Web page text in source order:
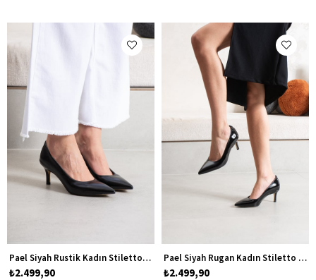
Pael Siyah Rustik Kadın Stiletto Topuklu Ayakkabı
₺2.499,90
Pael Siyah Rugan Kadın Stiletto Topuklu Ayakkabı
₺2.499,90